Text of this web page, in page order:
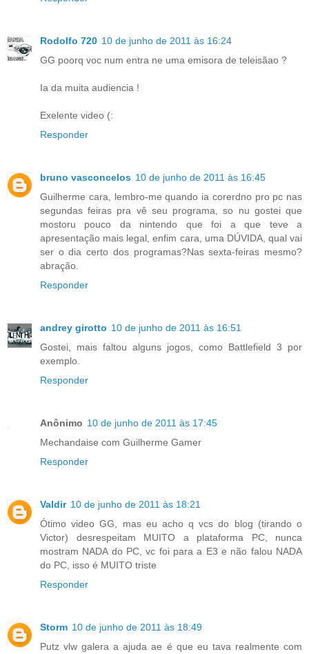
Rodolfo 720 10 de junho de 2011 às 16:24
GG poorq voc num entra ne uma emisora de teleisãao ?
Ia da muita audiencia !
Exelente video (:
Responder
bruno vasconcelos 10 de junho de 2011 às 16:45
Guilherme cara, lembro-me quando ia corerdno pro pc nas
segundas feiras pra vê seu programa, so nu gostei que
mostoru pouco da nintendo que foi a que teve a
apresentação mais legal, enfim cara, uma DÚVIDA, qual vai
ser o dia certo dos programas?Nas sexta-feiras mesmo?
abração.
Responder
andrey girotto 10 de junho de 2011 às 16:51
Gostei, mais faltou alguns jogos, como Battlefield 3 por
exemplo.
Responder
Anônimo 10 de junho de 2011 às 17:45
Mechandaise com Guilherme Gamer
Responder
Valdir 10 de junho de 2011 às 18:21
Ótimo video GG, mas eu acho q vcs do blog (tirando o
Victor) desrespeitam MUITO a plataforma PC, nunca
mostram NADA do PC, vc foi para a E3 e não falou NADA
do PC, isso é MUITO triste
Responder
Storm 10 de junho de 2011 às 18:49
Putz vlw galera a ajuda ae é que eu tava realmente com